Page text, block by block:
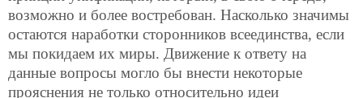
возможно и более востребован. Насколько значимы
остаются наработки сторонников всеединства, если
мы покидаем их миры. Движение к ответу на
данные вопросы могло бы внести некоторые
прояснения не только относительно идеи